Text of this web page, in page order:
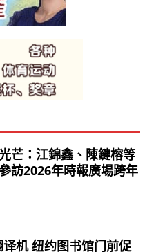
芒：江錦鑫、陳鍵榕等
訪2026年時報廣場跨年
机 纽约图书馆门前促